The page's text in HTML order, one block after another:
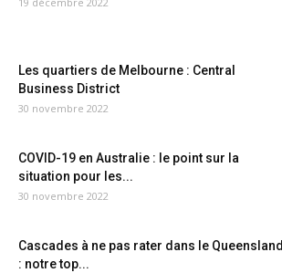
Les quartiers de Melbourne : Central
Business District
30 novembre 2022
COVID-19 en Australie : le point sur la
situation pour les...
30 novembre 2022
Cascades à ne pas rater dans le Queensland
: notre top...